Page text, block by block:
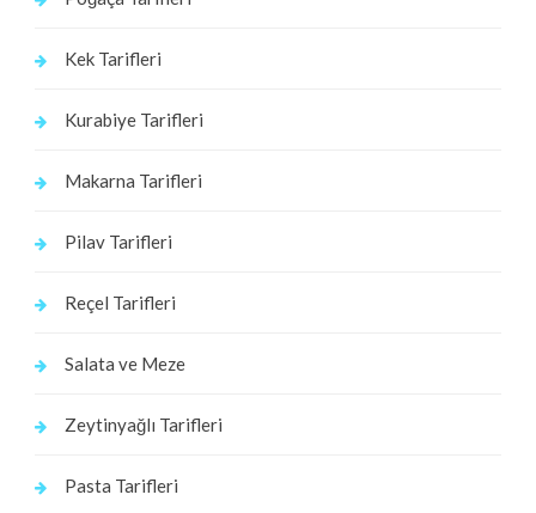
Kek Tarifleri
Kurabiye Tarifleri
Makarna Tarifleri
Pilav Tarifleri
Reçel Tarifleri
Salata ve Meze
Zeytinyağlı Tarifleri
Pasta Tarifleri